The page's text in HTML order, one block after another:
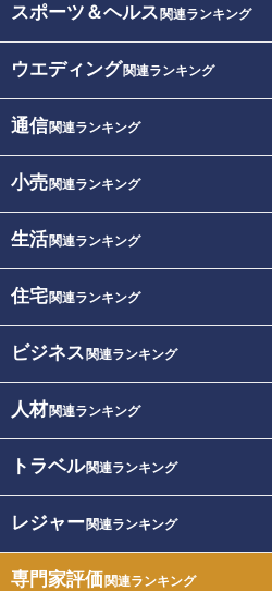
スポーツ＆ヘルス 関連ランキング
ウエディング関連ランキング
通信関連ランキング
小売関連ランキング
生活関連ランキング
住宅関連ランキング
ビジネス 関連ランキング
人材関連ランキング
トラベル関連ランキング
レジャー関連ランキング
専門家評価関連ランキング